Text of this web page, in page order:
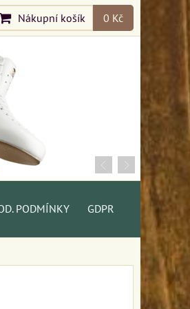
Nákupní košík 0 Kč
PODMÍNKY GDPR